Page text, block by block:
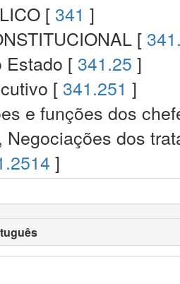
[ 341 ]
[
Estado [ 341.25 ]
[ 341.251 ]
e funções dos
Negociações dos
]